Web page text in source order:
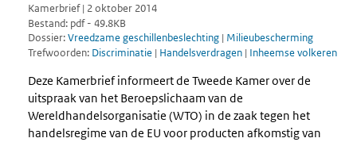
Kamerbrief | 2 oktober 2014
Bestand: pdf - 49.8KB
Dossier:Vreedzame geschillenbeslechting | Milieubescherming
Trefwoorden: Discriminatie | Handelsverdragen | Inheemse volkeren
Deze Kamerbrief informeert de Tweede Kamer over de
uitspraak van het Beroepslichaam van de
Wereldhandelsorganisatie (WTO) in de zaak tegen het
handelsregime van de EU voor producten afkomstig van